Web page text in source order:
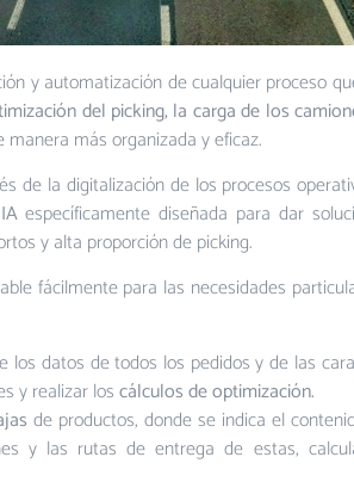
y automatización de cualquier proceso
del picking, la carga de los
más organizada y eficaz.
de la digitalización de los procesos
específicamente diseñada para dar
y alta proporción de picking.
fácilmente para las necesidades
datos de todos los pedidos y de las
y realizar loscálculos de optimización.
de productos, donde se indica el
y las rutas de entrega de estas,